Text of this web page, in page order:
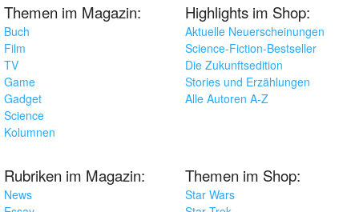
Themen im Magazin:
Buch
Film
TV
Game
Gadget
Science
Kolumnen
Highlights im Shop:
Aktuelle Neuerscheinungen
Science-Fiction-Bestseller
Die Zukunftsedition
Stories und Erzählungen
Alle Autoren A-Z
Rubriken im Magazin:
News
Themen im Shop:
Star Wars